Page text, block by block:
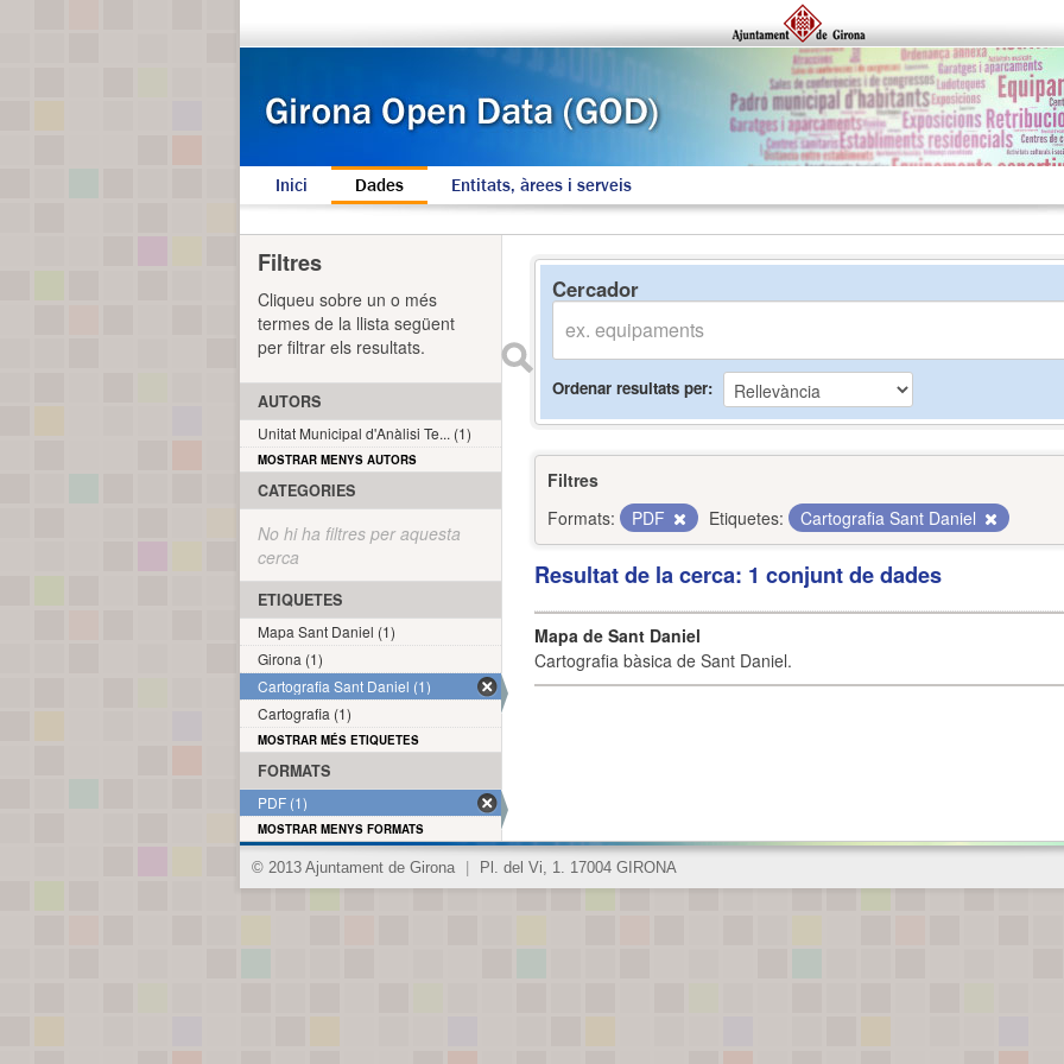
Inici Dades Entitats, àrees i serveis
Cercador
Ordenar resultats per
Filtres
Formats:
PDF Etiquetes: Cartografia Sant Daniel
Resultat de la cerca: 1 conjunt de dades
Mapa de Sant Daniel
Cartografia bàsica de Sant Daniel.
Filtres
Cliqueu sobre un o més
termes de la llista següent
per filtrar els resultats.
AUTORS
Unitat Municipal d'Anàlisi Te... (1)
MOSTRAR MENYS AUTORS
CATEGORIES
No hi ha filtres per aquesta
cerca
ETIQUETES
Mapa Sant Daniel (1)
Girona (1)
Cartografia Sant Daniel (1)
Cartografia (1)
MOSTRAR MÉS ETIQUETES
FORMATS
PDF (1)
MOSTRAR MENYS FORMATS
© 2013 Ajuntament de Girona Pl. del Vi, 1. 17004 GIRONA